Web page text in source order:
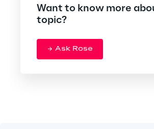
Want to know more
topic?
Ask Rose